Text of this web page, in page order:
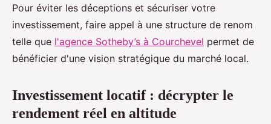
Pour éviter les déceptions et sécuriser votre
investissement, faire appel à une structure de renom
telle que l'agence Sotheby’s à Courchevel permet de
bénéficier d'une vision stratégique du marché local.
Investissement locatif : décrypter le
rendement réel en altitude